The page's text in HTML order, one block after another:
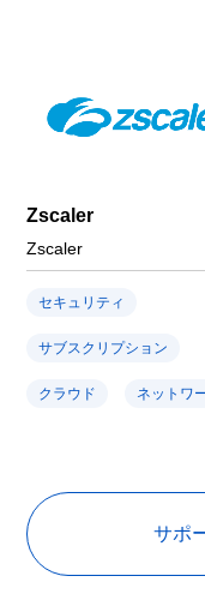
Zscaler
Zscaler
セキュリティ
サブスクリプション
クラウド ネットワ
サポ